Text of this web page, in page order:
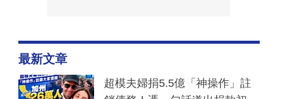
最新文章
超模夫婦捐5.5億「神操作」註